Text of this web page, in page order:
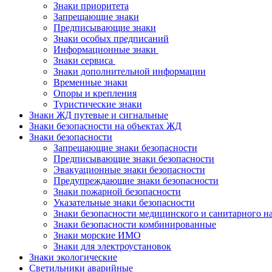
Знаки приоритета
Запрещающие знаки
Предписывающие знаки
Знаки особых предписаний
Информационные знаки
Знаки сервиса
Знаки дополнительной информации
Временные знаки
Опоры и крепления
Туристические знаки
Знаки ЖД путевые и сигнальные
Знаки безопасности на объектах ЖД
Знаки безопасности
Запрещающие знаки безопасности
Предписывающие знаки безопасности
Эвакуационные знаки безопасности
Предупреждающие знаки безопасности
Знаки пожарной безопасности
Указательные знаки безопасности
Знаки безопасности медицинского и санитарного
Знаки безопасности комбинированные
Знаки морские ИМО
Знаки для электроустановок
Знаки экологические
Светильники аварийные